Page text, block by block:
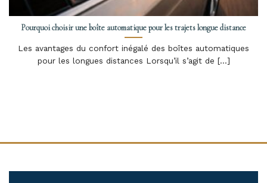
Pourquoi choisir une boîte automatique pour les trajets longue distance
Les avantages du confort inégalé des boîtes automatiques
pour les longues distances Lorsqu’il s’agit de [...]